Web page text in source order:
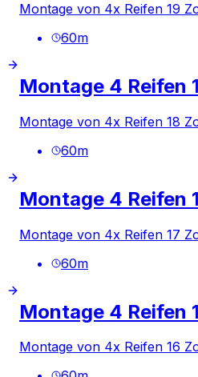
Montage von 4x Reifen 19
60m
Montage 4 Reifen
Montage von 4x Reifen 18
60m
Montage 4 Reifen
Montage von 4x Reifen 17
60m
Montage 4 Reifen
Montage von 4x Reifen 16